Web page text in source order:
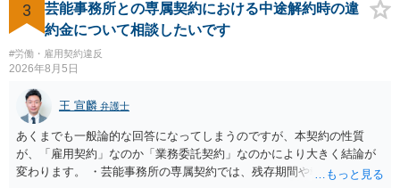
3
芸能事務所との専属契約における中途解約時の違
約金について相談したいです
#労働・雇用契約違反
2026年8月5日
王 宣麟 弁護士
あくまでも一般論的な回答になってしまうのですが、本契約の性質
が、「雇用契約」なのか「業務委託契約」なのかにより大きく結論が
変わります。 ・芸能事務所の専属契約では、残存期間や報酬額、投下